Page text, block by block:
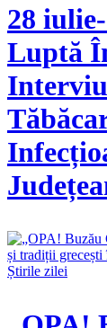
28
Luptă
Știrile zilei